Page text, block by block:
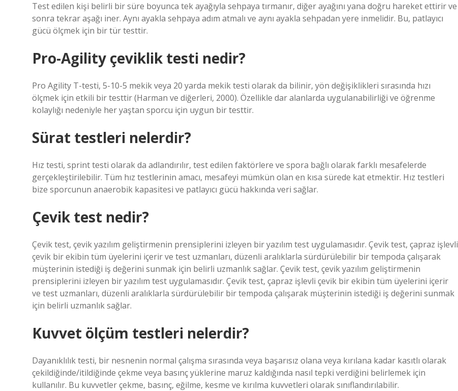
Test edilen kişi belirli bir süre boyunca tek ayağıyla sehpaya tırmanır, diğer ayağını yana doğru hareket ettirir ve
sonra tekrar aşağı iner. Aynı ayakla sehpaya adım atmalı ve aynı ayakla sehpadan yere inmelidir. Bu, patlayıcı
gücü ölçmek için bir tür testtir.
Pro-Agility çeviklik testi nedir?
Pro Agility T-testi, 5-10-5 mekik veya 20 yarda mekik testi olarak da bilinir, yön değişiklikleri sırasında hızı
ölçmek için etkili bir testtir (Harman ve diğerleri, 2000). Özellikle dar alanlarda uygulanabilirliği ve öğrenme
kolaylığı nedeniyle her yaştan sporcu için uygun bir testtir.
Sürat testleri nelerdir?
Hız testi, sprint testi olarak da adlandırılır, test edilen faktörlere ve spora bağlı olarak farklı mesafelerde
gerçekleştirilebilir. Tüm hız testlerinin amacı, mesafeyi mümkün olan en kısa sürede kat etmektir. Hız testleri
bize sporcunun anaerobik kapasitesi ve patlayıcı gücü hakkında veri sağlar.
Çevik test nedir?
Çevik test, çevik yazılım geliştirmenin prensiplerini izleyen bir yazılım test uygulamasıdır. Çevik test, çapraz işlevli
çevik bir ekibin tüm üyelerini içerir ve test uzmanları, düzenli aralıklarla sürdürülebilir bir tempoda çalışarak
müşterinin istediği iş değerini sunmak için belirli uzmanlık sağlar. Çevik test, çevik yazılım geliştirmenin
prensiplerini izleyen bir yazılım test uygulamasıdır. Çevik test, çapraz işlevli çevik bir ekibin tüm üyelerini içerir
ve test uzmanları, düzenli aralıklarla sürdürülebilir bir tempoda çalışarak müşterinin istediği iş değerini sunmak
için belirli uzmanlık sağlar.
Kuvvet ölçüm testleri nelerdir?
Dayanıklılık testi, bir nesnenin normal çalışma sırasında veya başarısız olana veya kırılana kadar kasıtlı olarak
çekildiğinde/itildiğinde çekme veya basınç yüklerine maruz kaldığında nasıl tepki verdiğini belirlemek için
kullanılır. Bu kuvvetler çekme, basınç, eğilme, kesme ve kırılma kuvvetleri olarak sınıflandırılabilir.